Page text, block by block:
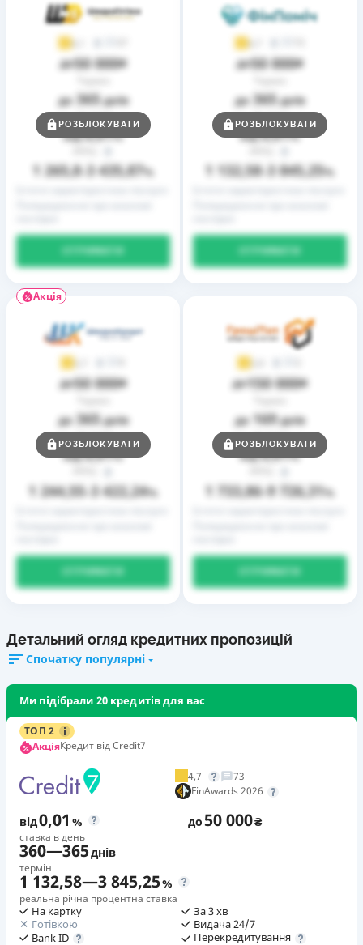
4,1
до50 000₴
до 365днів
Ставка
від0,01%
1 265,8 3 435,87%
РОЗБЛОКУВАТИ
4,7
до50 000₴
до 365днів
Ставка
від0,01%
1 132,58 3 845,25%
РОЗБЛОКУВАТИ
Акція
3,7
до50 000₴
до 365днів
Ставка
від0,01%
1 244,55– 3 422,24%
ОТРИМАТИ
РОЗБЛОКУВАТИ
3,9
до150 000₴
до 169днів
Ставка
від0,01%
1 733,86– 9 726,31%
ОТРИМАТИ
РОЗБЛОКУВАТИ
Детальний огляд кредитних пропозицій
Спочатку популярні
Ми підібрали 20 кредитів для вас
ТОП 2
АкціяКредит від Credit7
4,7
73
FinAwards 2026
від0,01 %
ставка в день
до50 000₴
360—365днів
термін
1 132,58—3 845,25%
реальна річна процентна ставка
На картку
Готівкою
Bank ID
За 3 хв
Видача 24/7
Перекредитування